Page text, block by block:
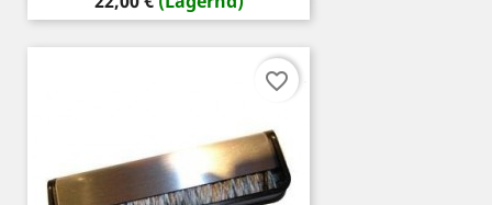
favorite_border